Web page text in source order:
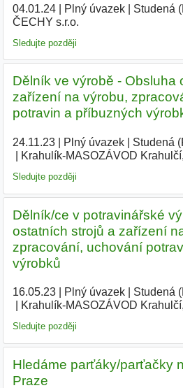
04.01.24| Plný úvazek| Studená
ČECHY s.r.o.
Sledujte později
Dělník ve výrobě - Obsluha
zařízení na výrobu,
potravin a příbuzných
24.11.23| Plný úvazek| Studená
Krahulík-MASOZÁVOD
Sledujte později
Dělník/ce v potravinářské
ostatních strojů a zařízení
zpracování, uchování
výrobků
16.05.23| Plný úvazek| Studená
Krahulík-MASOZÁVOD
Sledujte později
Hledáme parťáky/parťačky
Praze